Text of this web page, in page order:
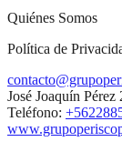
Quiénes Somos
Política de
José Joaquín
Teléfono: